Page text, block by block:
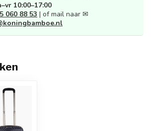
10:00–17:00
060 88 53 | of mail naar ✉